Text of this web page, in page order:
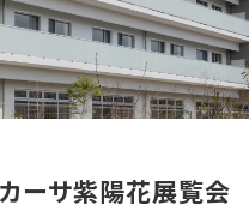
ーサ紫陽花展覧会